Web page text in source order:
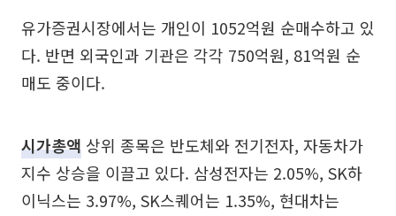
유가증권시장에서는 개인이 1052억원 순매수하고 있
다. 반면 외국인과 기관은 각각 750억원, 81억원 순
매도 중이다.
시가총액 상위 종목은 반도체와 전기전자, 자동차가
지수 상승을 이끌고 있다. 삼성전자는 2.05%, SK하
이닉스는 3.97%, SK스퀘어는 1.35%, 현대차는